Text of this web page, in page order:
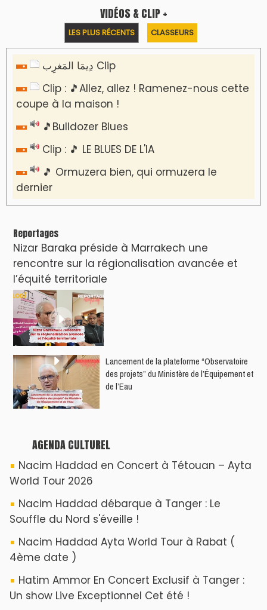
VIDÉOS & CLIP +
LES PLUS RÉCENTS CLASSEURS
دِيمَا المَغرِب Clip
Clip : 🎵Allez, allez ! Ramenez-nous cette
coupe à la maison !
🎵Bulldozer Blues
Clip : 🎵 LE BLUES DE L'IA
🎵 Ormuzera bien, qui ormuzera le
dernier
Reportages
Nizar Baraka préside à Marrakech une
rencontre sur la régionalisation avancée et
l’équité territoriale
​Lancement de la plateforme “Observatoire
des projets” du Ministère de l’Équipement et
de l’Eau
AGENDA CULTUREL
Nacim Haddad en Concert à Tétouan – Ayta
World Tour 2026
Nacim Haddad débarque à Tanger : Le
Souffle du Nord s'éveille !
Nacim Haddad Ayta World Tour à Rabat (
4ème date )
Hatim Ammor En Concert Exclusif à Tanger :
Un show Live Exceptionnel Cet été !